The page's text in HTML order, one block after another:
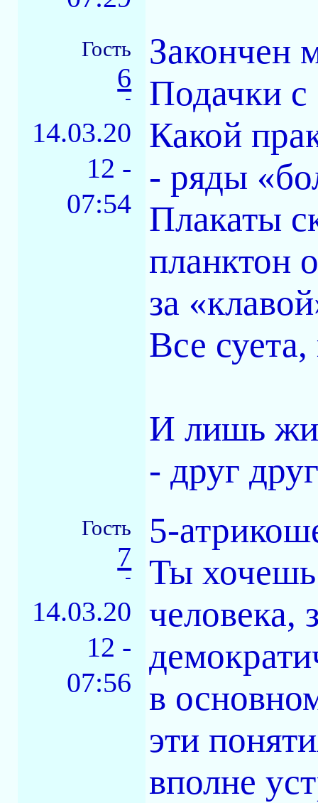
Гость
6
-
14.03.20
12 -
07:54
Закончен
Подачки
Какой
- ряды
Плакаты
планктон
за
Все
И лишь
- друг
Гость
7
-
14.03.20
12 -
07:56
5-
Ты хочешь
человека,
в
эти
вполне